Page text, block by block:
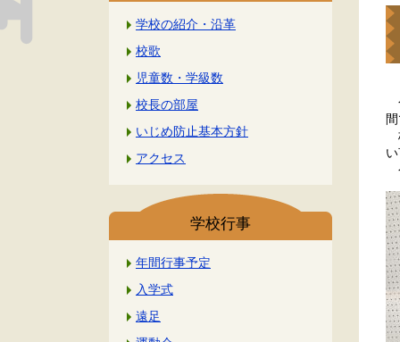
学校の紹介・沿革
校歌
児童数・学級数
校長の部屋
いじめ防止基本方針
アクセス
学校行事
年間行事予定
入学式
遠足